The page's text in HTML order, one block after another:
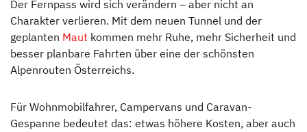
Der Fernpass wird sich verändern – aber nicht an
Charakter verlieren. Mit dem neuen Tunnel und der
geplanten Maut kommen mehr Ruhe, mehr Sicherheit und
besser planbare Fahrten über eine der schönsten
Alpenrouten Österreichs.
Für Wohnmobilfahrer, Campervans und Caravan-
Gespanne bedeutet das: etwas höhere Kosten, aber auch